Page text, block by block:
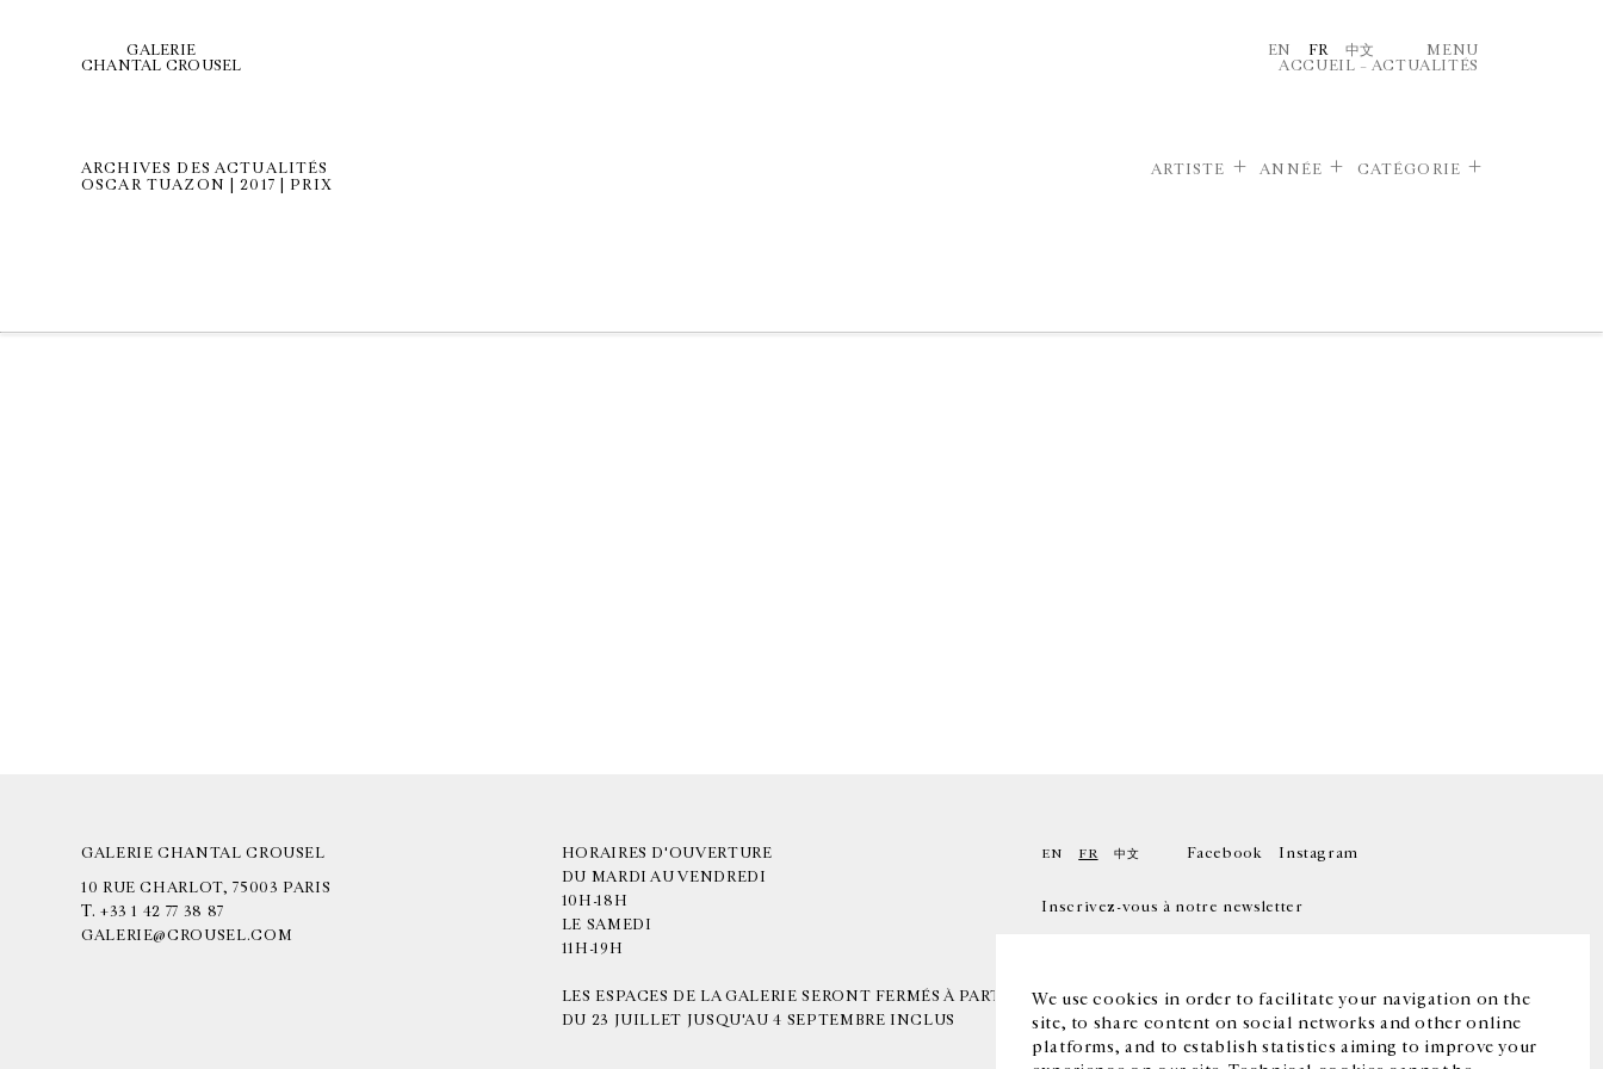
We use cookies in order to facilitate your navigation on the
site, to share content on social networks and other online
platforms, and to establish statistics aiming to improve your
GALERIE
CHANTAL CROUSEL
EN FR 中文
MENU
ACCUEIL – ACTUALITÉS
ARCHIVES DES ACTUALITÉS
OSCAR TUAZON | 2017 | PRIX
ARTISTE ANNÉE CATÉGORIE
GALERIE CHANTAL CROUSEL
10 RUE CHARLOT, 75003 PARIS
T. +33 1 42 77 38 87
GALERIE@CROUSEL.COM
HORAIRES D'OUVERTURE
DU MARDI AU VENDREDI
10H-18H
LE SAMEDI
11H-19H
LES ESPACES DE LA GALERIE SERONT FERMÉS À PARTIR
DU 23 JUILLET JUSQU'AU 4 SEPTEMBRE INCLUS
EN FR 中文 Facebook Instagram
Inscrivez-vous à notre newsletter